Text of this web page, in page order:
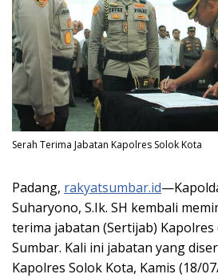
Serah Terima Jabatan Kapolres Solok Kota
Padang, rakyatsumbar.id
Suharyono, S.Ik. SH kembali
terima jabatan (Sertijab)
Sumbar. Kali ini jabatan yang
Kapolres Solok Kota, Kamis (18/